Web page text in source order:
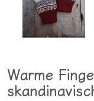
Warme